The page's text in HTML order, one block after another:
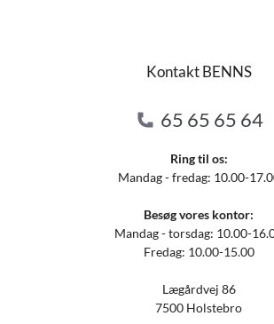
Kontakt BENNS
65 65 65 64
Ring til os:
Mandag - fredag: 10.00-
Besøg vores kontor:
Mandag - torsdag: 10.00-
Fredag: 10.00-15.00
Lægårdvej 86
7500 Holstebro